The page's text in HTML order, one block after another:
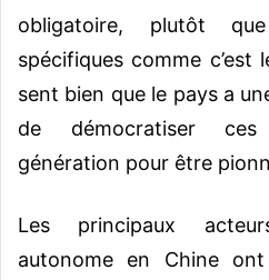
obligatoire, plutôt
spécifiques comme c’est
sent bien que le pays a
de démocratiser ces
génération pour être
Les principaux
autonome en Chine